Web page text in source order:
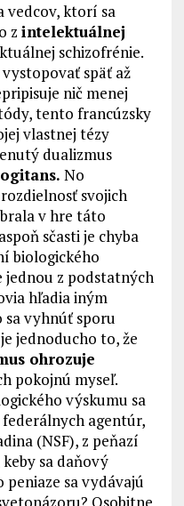
vedcov, ktorí sa
z intelektuálnej
schizofrénie.
späť až
nič menej
tento francúzsky
vlastnej tézy
dualizmus
No
svojich
v hre táto
sčasti je chyba
biologického
jednou z podstatných
hľadia iným
sa vyhnúť sporu
jednoducho to, že
ohrozuje
pokojnú myseľ.
výskumu sa
agentúr,
(NSF), z peňazí
sa daňový
sa vydávajú